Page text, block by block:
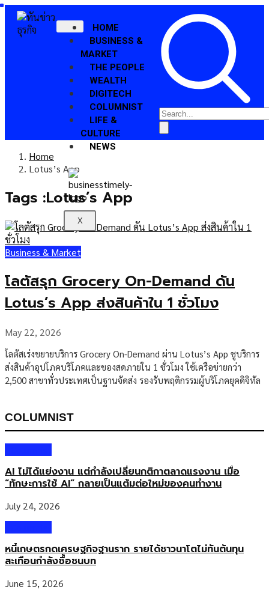
HOME
BUSINESS &
MARKET
THE PEOPLE
WEALTH
DIGITECH
COLUMNIST
LIFE &
CULTURE
NEWS
X
Home
Lotus’s App
Tags :Lotus’s App
Business & Market
โลตัสรุก Grocery On-Demand ดัน
Lotus’s App ส่งสินค้าใน 1 ชั่วโมง
May 22, 2026
โลตัสเร่งขยายบริการ Grocery On-Demand ผ่าน Lotus’s App ชูบริการ
ส่งสินค้าอุปโภคบริโภคและของสดภายใน 1 ชั่วโมง ใช้เครือข่ายกว่า
2,500 สาขาทั่วประเทศเป็นฐานจัดส่ง รองรับพฤติกรรมผู้บริโภคยุคดิจิทัล
COLUMNIST
AI ไม่ได้แย่งงาน แต่กำลังเปลี่ยนกติกาตลาดแรงงาน เมื่อ
“ทักษะการใช้ AI” กลายเป็นแต้มต่อใหม่ของคนทำงาน
July 24, 2026
หนี้เกษตรกดเศรษฐกิจฐานราก รายได้ชาวนาโตไม่ทันต้นทุน
สะเทือนกำลังซื้อชนบท
June 15, 2026